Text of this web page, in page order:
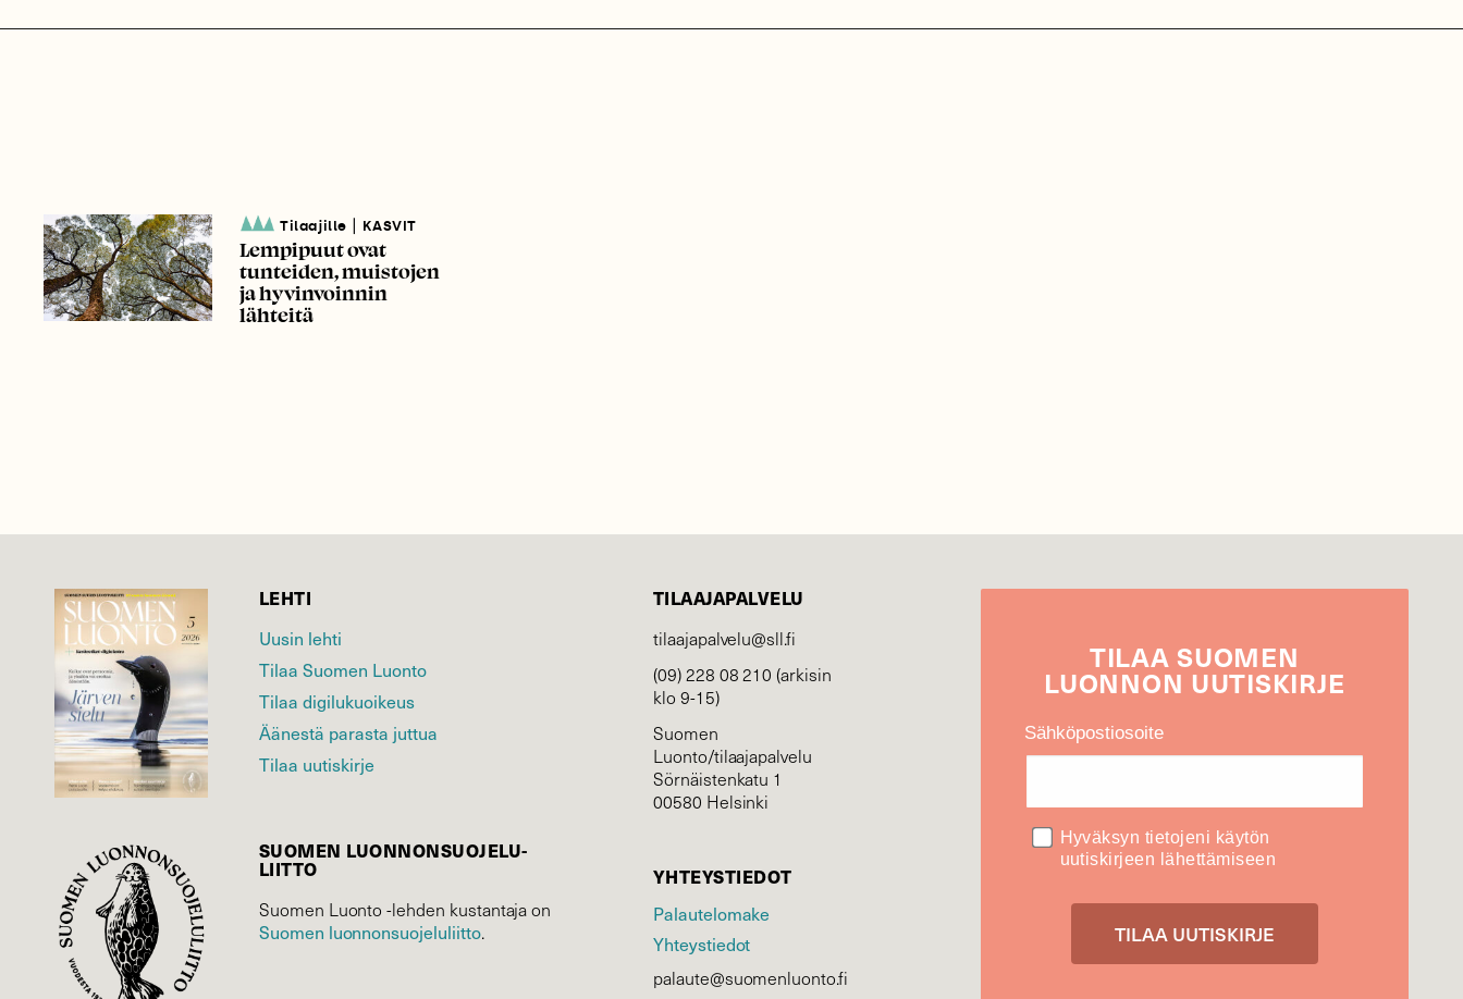
Tilaajille KASVIT
Lempipuut ovat
tunteiden, muistojen
ja hyvinvoinnin
lähteitä
LEHTI
Uusin lehti
Tilaa Suomen Luonto
Tilaa digilukuoikeus
Äänestä parasta juttua
Tilaa uutiskirje
SUOMEN LUONNON­SUOJELU­
LIITTO
Suomen Luonto -lehden kustantaja on
Suomen luonnonsuojelu­liitto.
TILAAJAPALVELU
tilaajapalvelu@sll.fi
(09) 228 08 210 (arkisin
klo 9-15)
Suomen
Luonto/tilaajapalvelu
Sörnäistenkatu 1
00580 Helsinki
YHTEYSTIEDOT
Palautelomake
Yhteystiedot
palaute@suomenluonto.fi
TILAASUOMEN
LUONNON UUTIS­KIRJE
Sähköpostiosoite
Hyväksyn tietojeni käytön
uutiskirjeen lähettämiseen